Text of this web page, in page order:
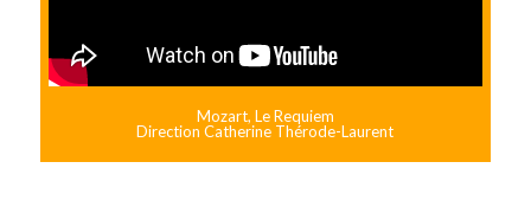
Mozart, Le Requiem
Direction Catherine Thérode-Laurent